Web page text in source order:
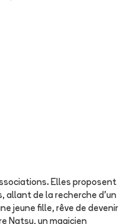
Elles proposent
allant de la recherche d'un
jeune fille, rêve de devenir
Natsu, un magicien